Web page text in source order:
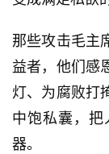
专
题
列
表
那些攻击毛主
益者，他们感
灯、为腐败打
中饱私囊，
器。